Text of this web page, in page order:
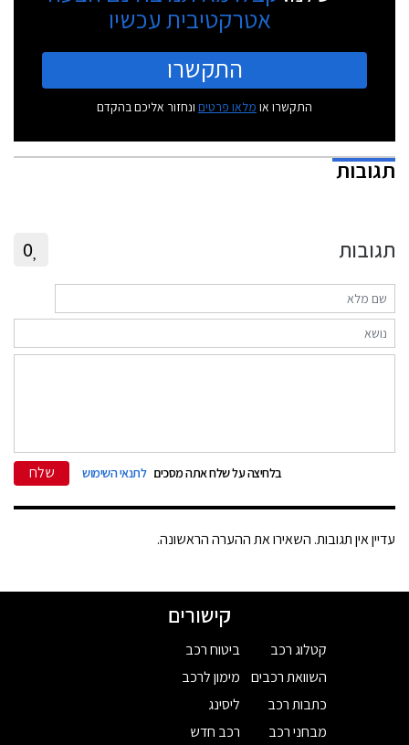
אטרקטיבית עכשיו
התקשרו
התקשרו או מלאו פרטים ונחזור אליכם בהקדם
תגובות
תגובות 0
בלחיצה על שלח אתה מסכים לתנאי השימוש שלח
עדיין אין תגובות. השאירו את ההערה הראשונה.
קישורים
קטלוג רכב
השוואת רכבים
כתבות רכב
מבחני רכב
ביטוח רכב
מימון לרכב
ליסינג
רכב חדש